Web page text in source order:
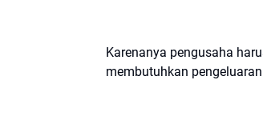
Karenanya pengusaha
membutuhkan